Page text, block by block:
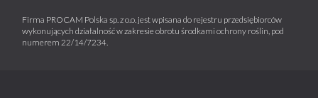
Firma PROCAM Polska sp. z o.o. jest wpisana do rejestru przedsiębiorców
wykonujących działalność w zakresie obrotu środkami ochrony roślin, pod
numerem 22/14/7234.